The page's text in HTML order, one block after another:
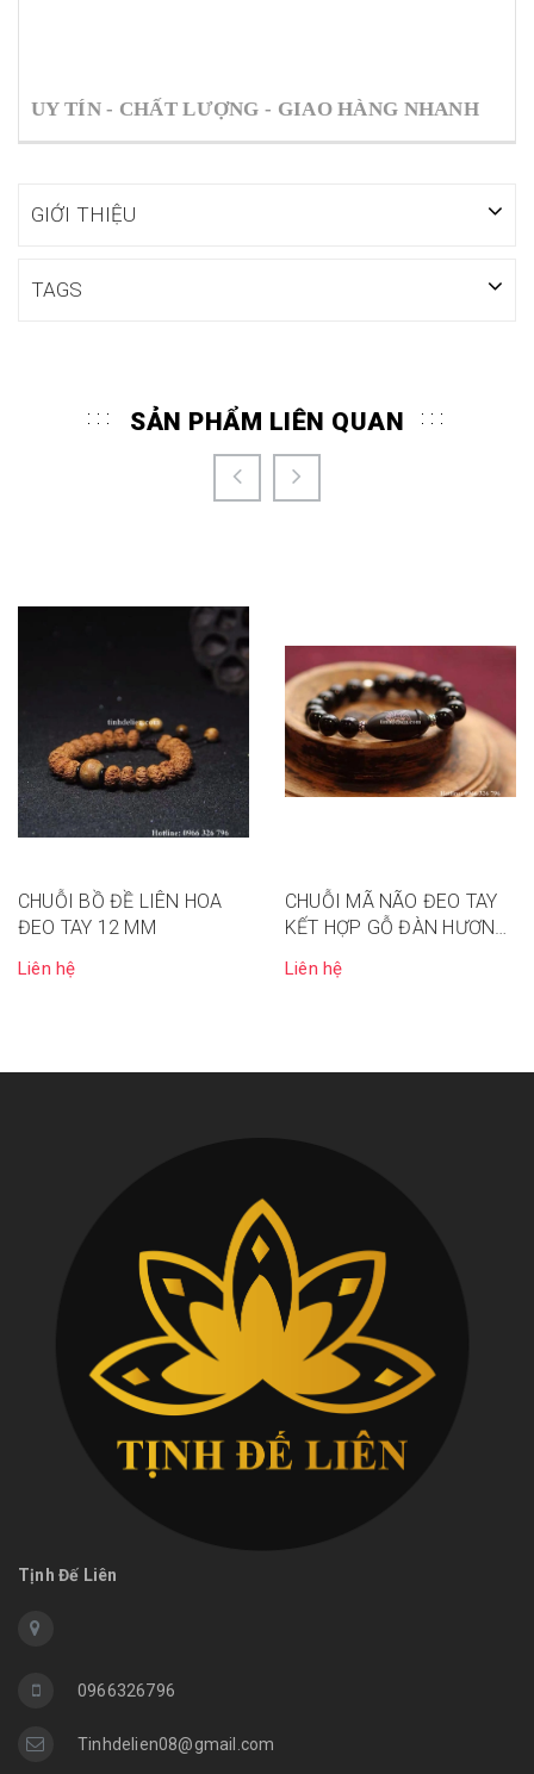
UY TÍN - CHẤT LƯỢNG - GIAO HÀNG NHANH
GIỚI THIỆU
TAGS
SẢN PHẨM LIÊN QUAN
CHUỖI BỒ ĐỀ LIÊN HOA
ĐEO TAY 12 MM
Liên hệ
CHUỖI MÃ NÃO ĐEO TAY
KẾT HỢP GỖ ĐÀN HƯƠNG
Liên hệ
Tịnh Đế Liên
0966326796
Tinhdelien08@gmail.com